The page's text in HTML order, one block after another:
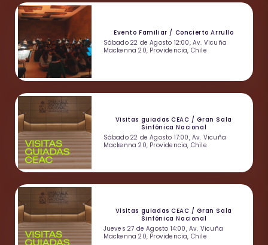
Evento Familiar / Concierto Arrullo
Sábado 22 de Agosto 12:00, Av. Vicuña
Mackenna 20, Providencia, Chile
Visitas guiadas CEAC / Gran Sala
Sinfónica Nacional
Sábado 22 de Agosto 17:00, Av. Vicuña
Mackenna 20, Providencia, Chile
Visitas guiadas CEAC / Gran Sala
Sinfónica Nacional
Jueves 27 de Agosto 14:00, Av. Vicuña
Mackenna 20, Providencia, Chile